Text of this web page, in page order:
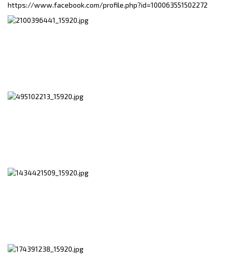
https://www.facebook.com/profile.php?id=100063551502272